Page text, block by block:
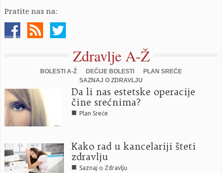
Pratite nas na:
Zdravlje A-Ž
BOLESTI A-Ž DEČIJE BOLESTI
PLAN SREĆE
SAZNAJ O ZDRAVLJU
Da li nas estetske operacije
čine srećnima?
■ Plan Sreće
Kako rad u kancelariji šteti
zdravlju
■ Saznaj o Zdravlju